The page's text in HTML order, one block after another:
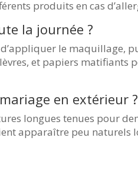
produits en cas
la journée ?
le maquillage,
et papiers matifiants
en extérieur ?
longues tenues pour
apparaître peu naturels